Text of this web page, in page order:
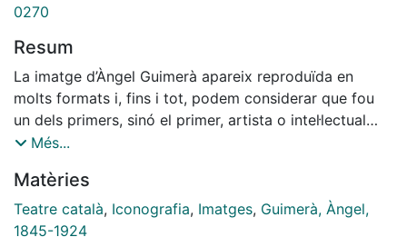
0270
Resum
La imatge d’Àngel Guimerà apareix reproduïda en
molts formats i, fins i tot, podem considerar que fou
un dels primers, sinó el primer, artista o intel·lectual
que assolí una dimensió mediàtica al nostre país.
il·lustrar la seva dimensió com a mite de la nostra
cultura en diferents formats i tècniques artístiques,
des de la fotografia, el dibuix i la caricatura fins a
Més...
Matèries
Teatre català, Iconografia, Imatges, Guimerà, Àngel,
1845-1924